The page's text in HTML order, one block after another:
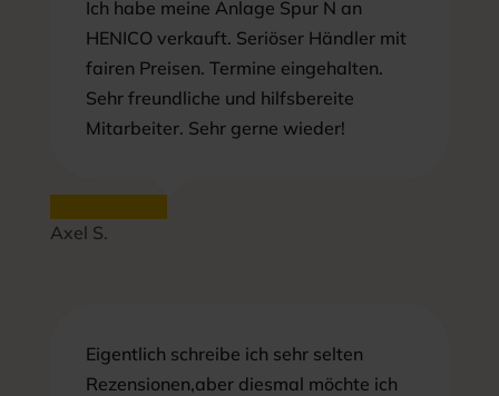
Ich habe meine Anlage Spur N an
HENICO verkauft. Seriöser Händler mit
fairen Preisen. Termine eingehalten.
Sehr freundliche und hilfsbereite
Mitarbeiter. Sehr gerne wieder!
Axel S.
Eigentlich schreibe ich sehr selten
Rezensionen,aber diesmal möchte ich